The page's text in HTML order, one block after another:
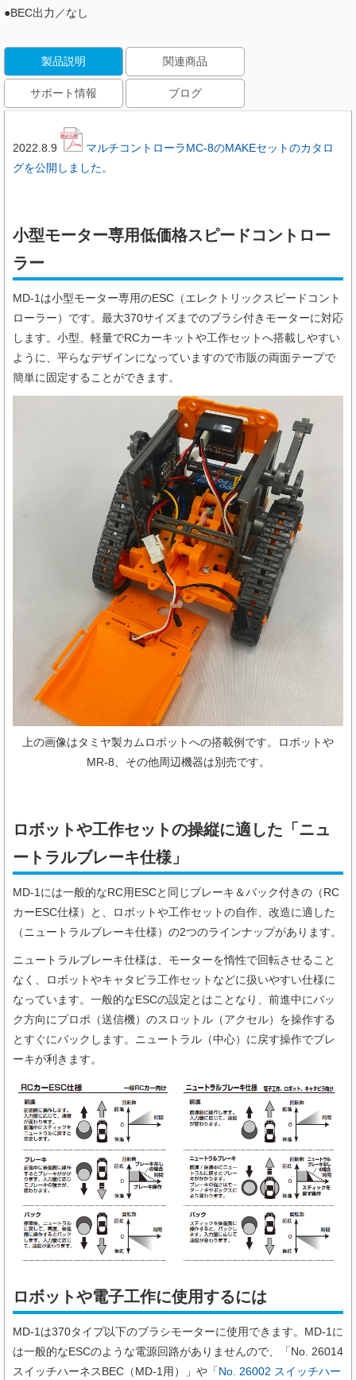
●BEC出力／なし
製品説明 関連商品
サポート情報 ブログ
2022.8.9
マルチコントローラMC-8のMAKEセットのカタロ
グを公開しました。
小型モーター専用低価格スピードコントロー
ラー
MD-1は⼩型モーター専用のESC（エレクトリックスピードコント
ローラー）です。最⼤370サイズまでのブラシ付きモーターに対応
します。⼩型、軽量でRCカーキットや工作セットへ搭載しやすい
ように、平らなデザインになっていますので市販の両面テープで
簡単に固定することができます。
上の画像はタミヤ製カムロボットへの搭載例です。ロボットや
MR-8、その他周辺機器は別売です。
ロボットや工作セットの操縦に適した「ニュ
ートラルブレーキ仕様」
MD-1には⼀般的なRC⽤ESCと同じブレーキ＆バック付きの（RC
カーESC仕様）と、ロボットや工作セットの自作、改造に適した
（ニュートラルブレーキ仕様）の2つのラインナップがあります。
ニュートラルブレーキ仕様は、モーターを惰性で回転させること
なく、ロボットやキャタピラ工作セットなどに扱いやすい仕様に
なっています。⼀般的なESCの設定とはことなり、前進中にバッ
ク⽅向にプロポ（送信機）のスロットル（アクセル）を操作する
とすぐにバックします。ニュートラル（中⼼）に戻す操作でブレ
ーキが利きます。
ロボットや電子工作に使用するには
MD-1は370タイプ以下のブラシモーターに使用できます。MD-1に
は一般的なESCのような電源回路がありませんので、「No. 26014
スイッチハーネスBEC（MD-1用）」や「No. 26002 スイッチハー